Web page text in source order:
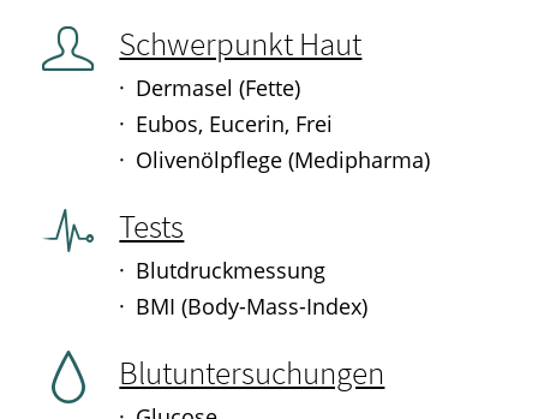
Schwerpunkt Haut
Dermasel (Fette)
Eubos, Eucerin, Frei
Olivenölpflege (Medipharma)
Tests
Blutdruckmessung
BMI (Body-Mass-Index)
Blutuntersuchungen